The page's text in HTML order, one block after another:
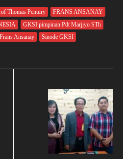
Thomas Pentury
FRANS ANSANAY
GKSI pimpinan Pdt Marjiyo STh
Ansanay
Sinode GKSI